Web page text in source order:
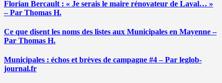
Florian Bercault : « Je serais le maire rénovateur de Laval… »
– Par Thomas H.
Ce que disent les noms des listes aux Municipales en Mayenne –
Par Thomas H.
Municipales : échos et brèves de campagne #4 – Par leglob-
journal.fr